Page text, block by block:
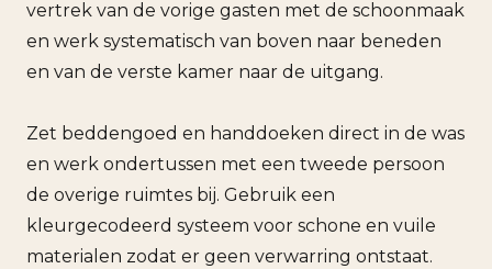
vertrek van de vorige gasten met de schoonmaak
en werk systematisch van boven naar beneden
en van de verste kamer naar de uitgang.
Zet beddengoed en handdoeken direct in de was
en werk ondertussen met een tweede persoon
de overige ruimtes bij. Gebruik een
kleurgecodeerd systeem voor schone en vuile
materialen zodat er geen verwarring ontstaat.